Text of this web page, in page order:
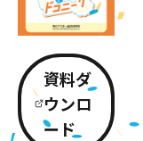
資料ダ
ウンロ
ード